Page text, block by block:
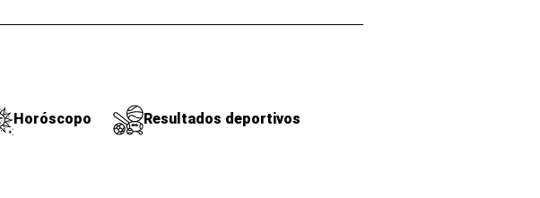
Horóscopo Resultados deportivos